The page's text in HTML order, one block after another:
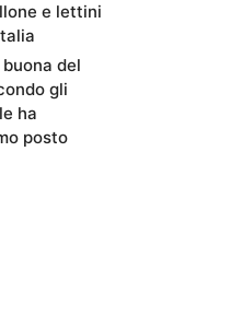
e lettini
del
gli
ha
posto